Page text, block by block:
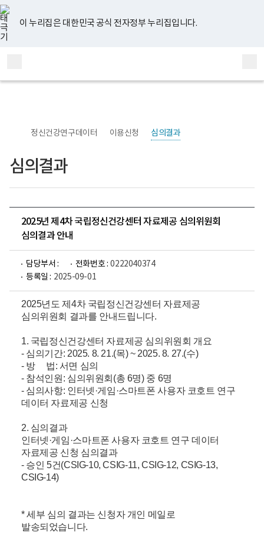
너
비
767px
이
하
이 누리집은 대한민국 공식 전자정부 누리집입니다.
지
검
메
홈
정신건강연구데이터 이용신청 심의결과
심의결과
2025년 제4차 국립정신건강센터 자료제공 심의위원회
심의결과 안내
담당부서 : 전화번호 : 0222040374
등록일 : 2025-09-01
2025년도 제4차 국립정신건강센터 자료제공
심의위원회 결과를 안내드립니다.
1. 국립정신건강센터 자료제공 심의위원회 개요
- 심의 기간: 2025. 8. 21.(목) ~ 2025. 8. 27.(수)
- 방 법: 서면 심의
- 참석인원: 심의위원회(총 6명) 중 6명
- 심의사항: 인터넷·게임 ·스마트폰 사용자 코호트 연구
데이터 자료제공 신청
2. 심의결과
인터넷·게임 ·스마트폰 사용자 코호트 연구 데이터
자료제공 신청 심의결과
- 승인 5건(CSIG-10, CSIG-11, CSIG-12, CSIG-13,
CSIG-14)
*세부 심의 결과는 신청자 개인 메일로
발송되었습니다.
유
튜
브
페
이
스
북
인
스
타
그
램
블
로
그